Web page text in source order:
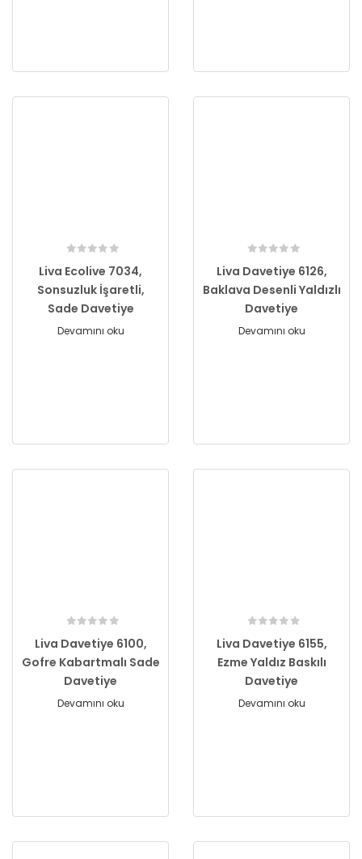
Liva Ecolive 7034,
Sonsuzluk İşaretli,
Sade Davetiye
Devamını oku
Liva Davetiye 6126,
Baklava Desenli Yaldızlı
Davetiye
Devamını oku
Liva Davetiye 6100,
Gofre Kabartmalı Sade
Davetiye
Devamını oku
Liva Davetiye 6155,
Ezme Yaldız Baskılı
Davetiye
Devamını oku